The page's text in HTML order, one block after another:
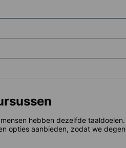
hebben dezelfde
opties aanbieden, zodat we